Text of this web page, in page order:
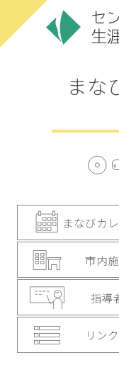
まな
まなびカ
市内
指導
リン